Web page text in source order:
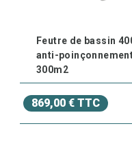
Feutre de bassin
anti-
300m2
869,00 € TTC